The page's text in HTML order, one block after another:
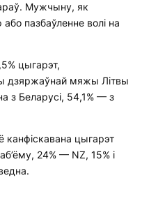
Мужчыну, як
пазбаўленне волі на
цыгарэт,
дзяржаўнай мяжы Літвы
з Беларусі, 54,1% — з
канфіскавана цыгарэт
24% — NZ, 15% і